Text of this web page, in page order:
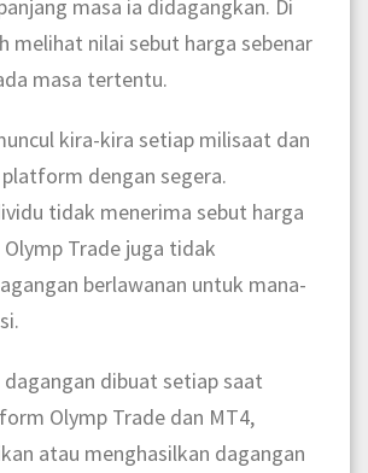
masa ia didagangkan. Di
melihat nilai sebut harga sebenar
masa tertentu.
kira-kira setiap milisaat dan
dengan segera.
tidak menerima sebut harga
Olymp Trade juga tidak
berlawanan untuk mana-
dagangan dibuat setiap saat
Olymp Trade dan MT4,
atau menghasilkan dagangan